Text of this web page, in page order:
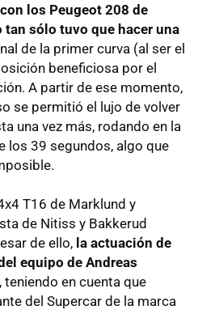
los Peugeot 208 de
tan sólo tuvo que hacer una
de la primer curva (al ser el
beneficiosa por el
A partir de ese momento,
se permitió el lujo de volver
una vez más, rodando en la
los 39 segundos, algo que
T16 de Marklund y
de Nitiss y Bakkerud
de ello, la actuación de
equipo de Andreas
, teniendo en cuenta que
del Supercar de la marca